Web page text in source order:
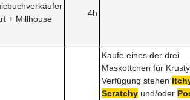
+ Millhouse
4h
Kaufe eines der drei
Maskottchen für
Verfügung stehen
Scratchy und/oder